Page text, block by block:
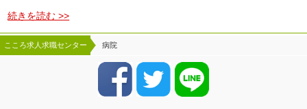
続きを読む >>
こころ求人求職センター 病院